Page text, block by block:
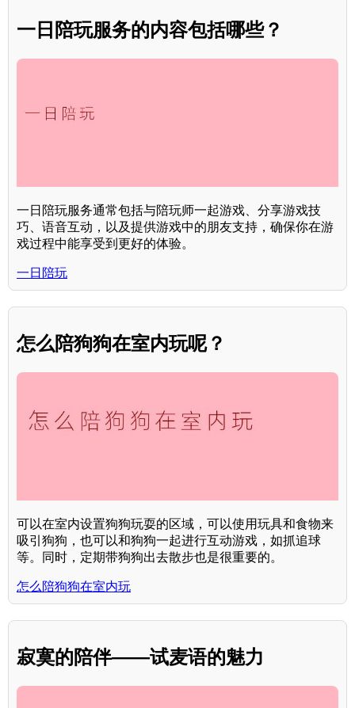
一日陪玩服务的内容包括哪些？
一日陪玩服务通常包括与陪玩师一起游戏、分享游戏技
巧、语音互动，以及提供游戏中的朋友支持，确保你在游
戏过程中能享受到更好的体验。
一日陪玩
怎么陪狗狗在室内玩呢？
可以在室内设置狗狗玩耍的区域，可以使用玩具和食物来
吸引狗狗，也可以和狗狗一起进行互动游戏，如抓追球
等。同时，定期带狗狗出去散步也是很重要的。
怎么陪狗狗在室内玩
寂寞的陪伴——试麦语的魅力